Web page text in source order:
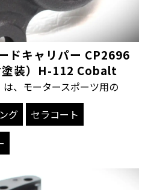
ドキャリパー CP2696
塗装）H-112 Cobalt
、モータースポーツ用の
グ
セラコート